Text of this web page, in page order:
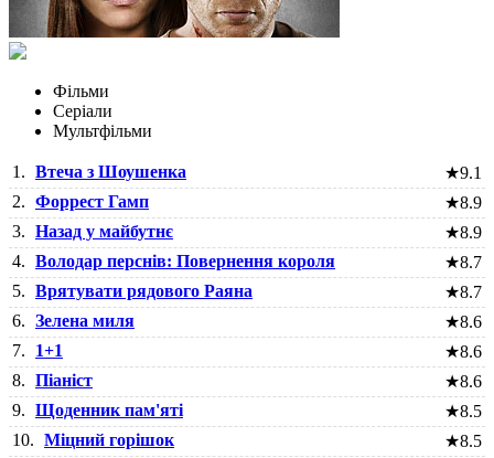
Фільми
Серіали
Мультфільми
1. Втеча з Шоушенка ★9.1
2. Форрест Гамп ★8.9
3. Назад у майбутнє ★8.9
4. Володар перснів: Повернення короля ★8.7
5. Врятувати рядового Раяна ★8.7
6. Зелена миля ★8.6
7.
1+1 ★8.6
8. Піаніст ★8.6
9. Щоденник пам'яті ★8.5
10. Міцний горішок ★8.5